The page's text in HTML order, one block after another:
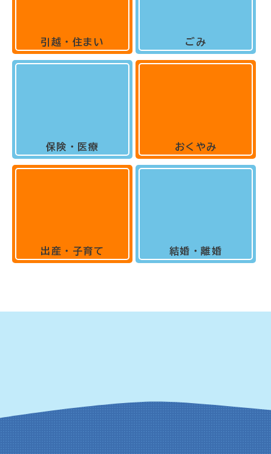
引越・住まい
保険・医療
出産・子育て
ごみ
おくやみ
結婚・離婚